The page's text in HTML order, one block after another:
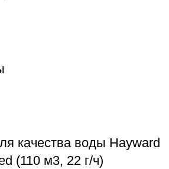
качества воды Hayward
(110 м3, 22 г/ч)